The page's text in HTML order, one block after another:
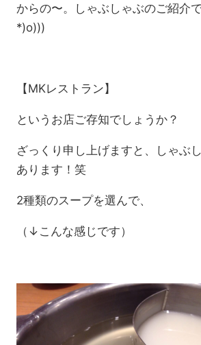
からの〜。しゃぶしゃぶのご紹介
*)o)))
【MKレストラン】
というお店ご存知でしょうか？
ざっくり申し上げますと、しゃぶ
あります！笑
2種類のスープを選んで、
（↓こんな感じです）